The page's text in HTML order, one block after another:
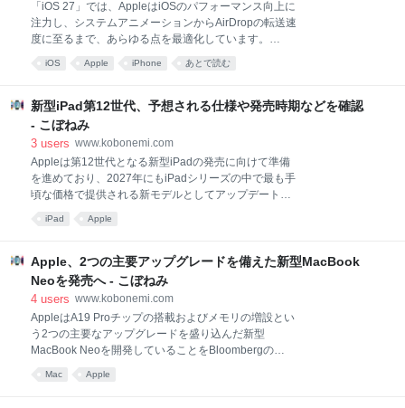
Kuo氏は、2026年末までに
「iOS 27」では、AppleはiOSのパフォーマンス向上に
注力し、システムアニメーションからAirDropの転送速
度に至るまで、あらゆる点を最適化しています。
iPhone 11以降を含むiOS 27を実行できるすべての
iPhoneモデルで、動作がよりスムーズかつ高速になっ
ありますが、その中でも特に有用な10の改善点を
MacRumorsがまとめています。 アプリの起動 最適化
されたCPUスケジューラ Wi-Fiとモバイル通信の切り
真の読み込み時間 メッセージの自動再送信 低電力モー
ドでのカメラ起動の高速化 キーボードの読み込み速度
向上 メールのバッジ Bluetooth その他の有用な改善点
iOS 27 のリリース iOS 27のイメージ：MacRumors ア
iOS Apple iPhone あとで読む
新型iPad第12世代、予想される仕様や発売時期などを確認
- こぼねみ
3 users www.kobonemi.com
Appleは第12世代となる新型iPadの発売に向けて準備
を進めており、2027年にもiPadシリーズの中で最も手
頃な価格で提供される新モデルとしてアップデートす
MacRumorsがまとめています。 デザイン Aシリーズ
(A16) デザイン 新デザインが刷新されるという噂はな
く、Touch ID搭載のサイドボタンと厚めのベゼルを備
えた、現行モデルと同じ11インチのエッジ・トゥ・エ
最後にiPadのデザインを刷新したのは第10世代モデル
で、iPad ProやiPad Airのデザインに調和するよう、よ
りモダンな外観となりました。 iPadは画面サイズが1
種類のみで、厚さは7mmとiPadシリーズの中で最も厚
iPad Apple
Apple、2つの主要アップグレードを備えた新型MacBook
Neoを発売へ - こぼねみ
4 users www.kobonemi.com
AppleはA19 Proチップの搭載およびメモリの増設とい
う2つの主要なアップグレードを盛り込んだ新型
MacBook Neoを開発していることをBloombergの
Appleが今後発売を予定している11の新型Macモデル
Mac Apple